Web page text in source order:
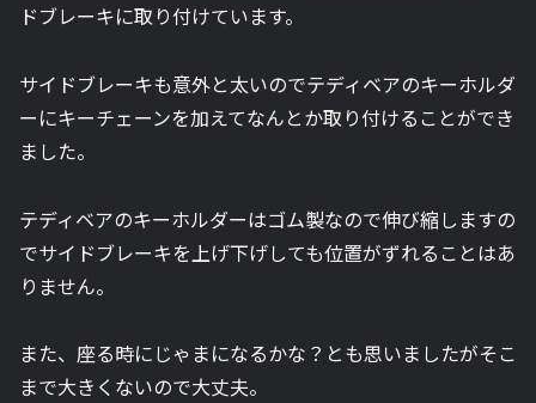
ドブレーキに取り付けています。
サイドブレーキも意外と太いのでテディベアのキーホルダ
ーにキーチェーンを加えてなんとか取り付けることができ
ました。
テディベアのキーホルダーはゴム製なので伸び縮しますの
でサイドブレーキを上げ下げしても位置がずれることはあ
りません。
また、座る時にじゃまになるかな？とも思いましたがそこ
まで大きくないので大丈夫。